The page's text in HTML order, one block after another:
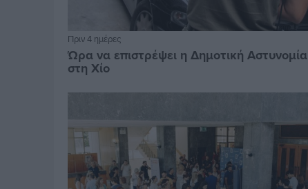
Πριν 4 ημέρες
Ώρα να επιστρέψει η Δημοτική Αστυνομία
στη Χίο